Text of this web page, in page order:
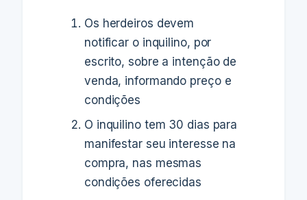
Os herdeiros devem
notificar o inquilino, por
escrito, sobre a intenção de
venda, informando preço e
condições
O inquilino tem 30 dias para
manifestar seu interesse na
compra, nas mesmas
condições oferecidas